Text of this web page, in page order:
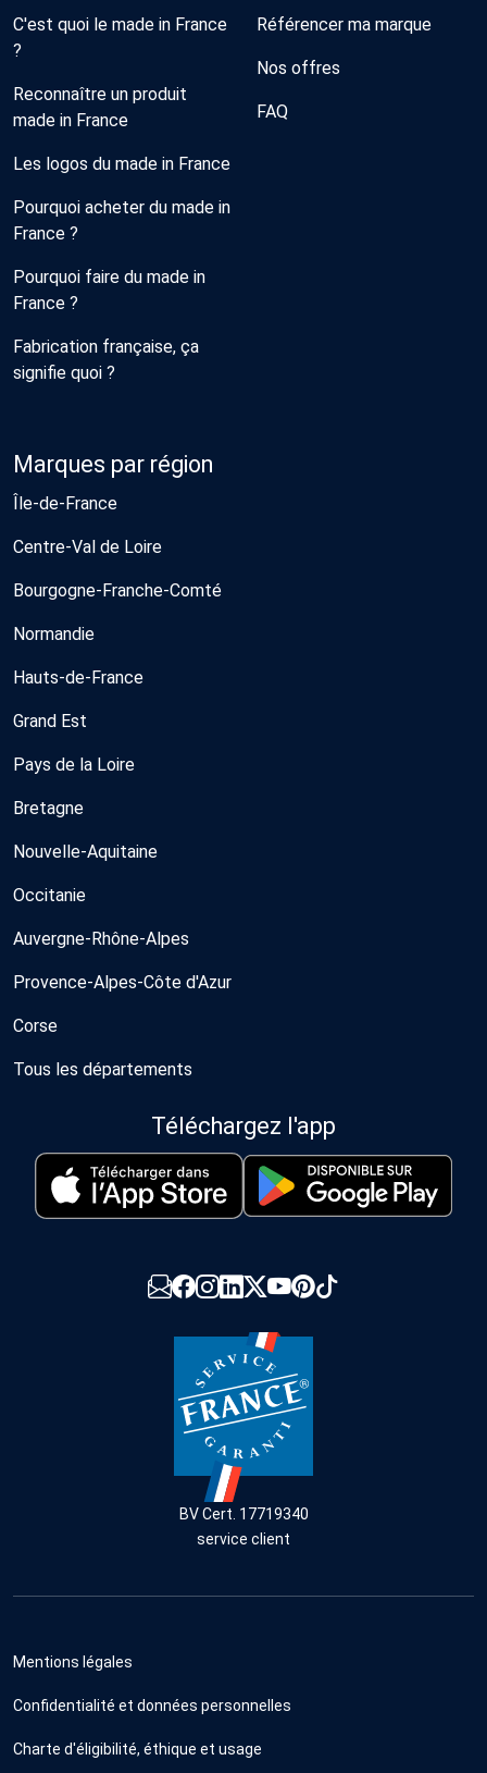
C'est quoi le made in France
?
Reconnaître un produit
made in France
Les logos du made in France
Pourquoi acheter du made in
France ?
Pourquoi faire du made in
France ?
Fabrication française, ça
signifie quoi ?
Référencer ma marque
Nos offres
FAQ
Marques par région
Île-de-France
Centre-Val de Loire
Bourgogne-Franche-Comté
Normandie
Hauts-de-France
Grand Est
Pays de la Loire
Bretagne
Nouvelle-Aquitaine
Occitanie
Auvergne-Rhône-Alpes
Provence-Alpes-Côte d'Azur
Corse
Tous les départements
Téléchargez l'app
BV Cert. 17719340
service client
Mentions légales
Confidentialité et données personnelles
Charte d'éligibilité, éthique et usage